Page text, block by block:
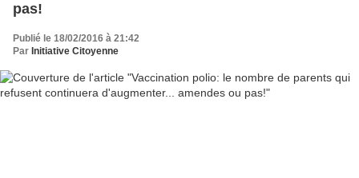
pas!
Publié le 18/02/2016 à 21:42
Par Initiative Citoyenne